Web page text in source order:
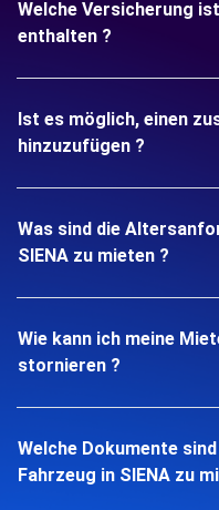
Welche Versicherung
enthalten ?
Ist es möglich, einen
hinzuzufügen ?
Was sind die
SIENA zu mieten ?
Wie kann ich meine
stornieren ?
Welche Dokumente
Fahrzeug in SIENA zu